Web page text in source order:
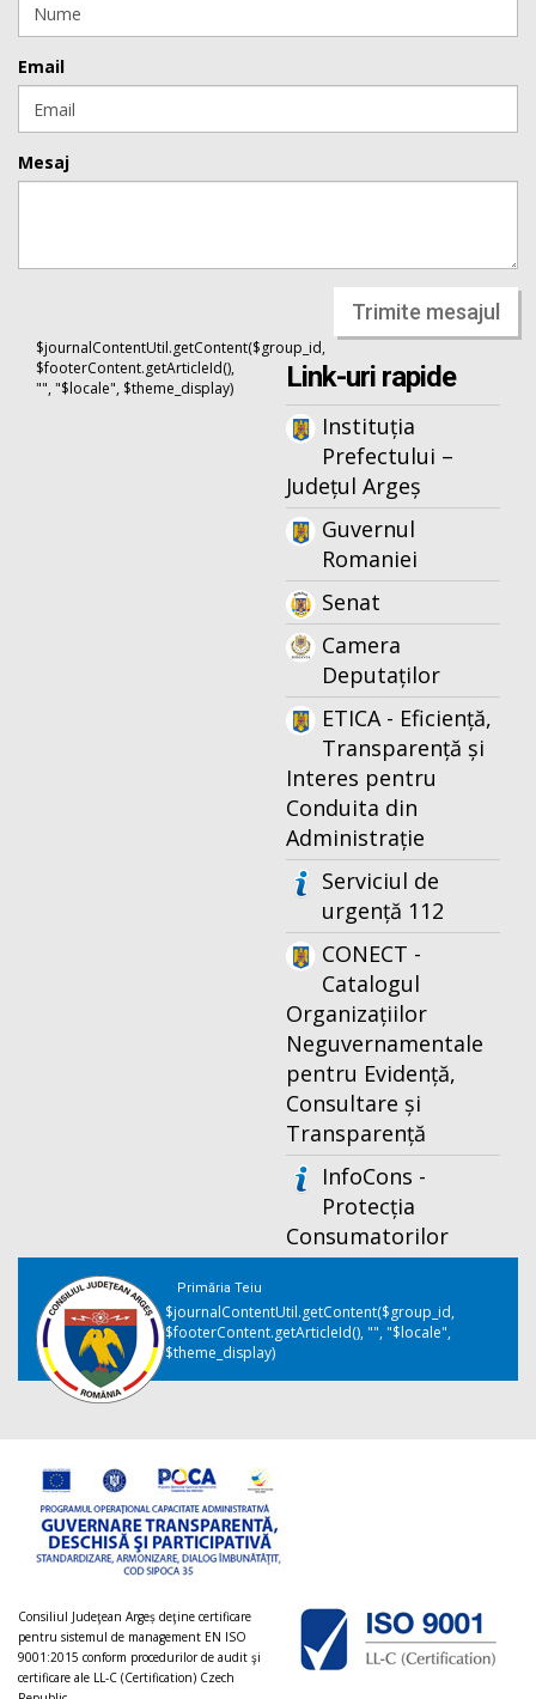
Email
Mesaj
Trimite mesajul
$journalContentUtil.getContent($group_id,
$footerContent.getArticleId(),
"", "$locale", $theme_display)
Link-uri rapide
Instituția
Prefectului –
Județul Argeș
Guvernul
Romaniei
Senat
Camera
Deputaților
ETICA - Eficiență,
Transparență și
Interes pentru
Conduita din
Administrație
Serviciul de
urgență 112
CONECT -
Catalogul
Organizațiilor
Neguvernamentale
pentru Evidență,
Consultare și
Transparență
InfoCons -
Protecția
Consumatorilor
Primăria Teiu
$journalContentUtil.getContent($group_id,
$footerContent.getArticleId(), "", "$locale",
$theme_display)
Consiliul Judeţean Argeș deţine certificare
pentru sistemul de management EN ISO
9001:2015 conform procedurilor de audit şi
certificare ale LL-C (Certification) Czech